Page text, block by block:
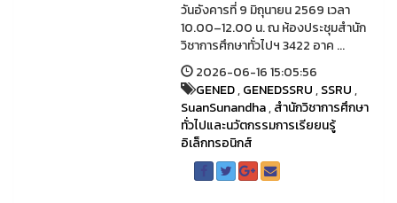
วันอังคารที่ 9 มิถุนายน 2569 เวลา
10.00–12.00 น. ณ ห้องประชุมสำนัก
วิชาการศึกษาทั่วไปฯ 3422 อาค ...
2026-06-16 15:05:56
GENED,GENEDSSRU,SSRU,
SuanSunandha,สำนักวิชาการศึกษา
ทั่วไปและนวัตกรรมการเรียยนรู้
อิเล็กทรอนิกส์